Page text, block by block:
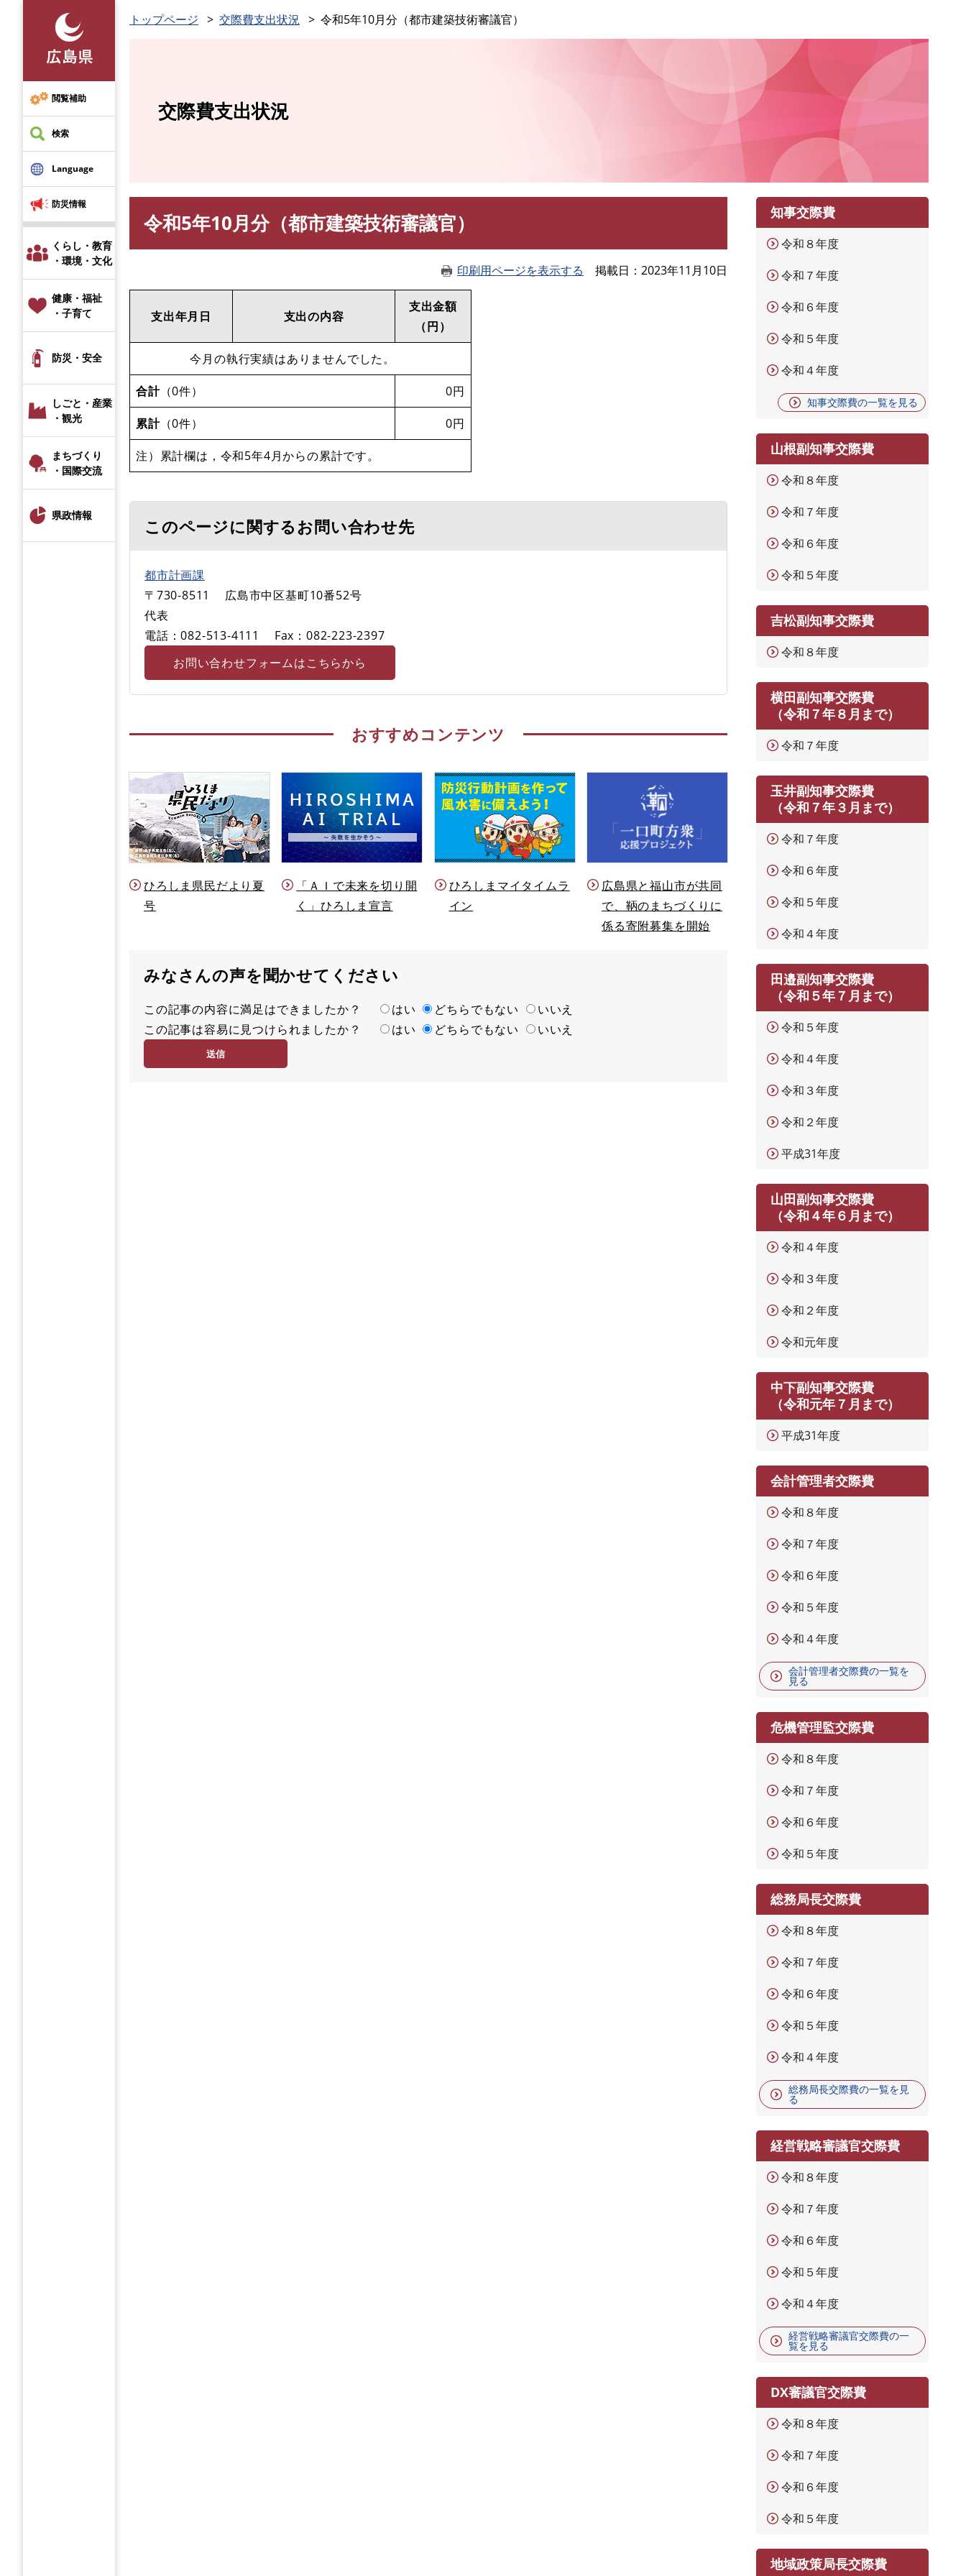
先
頭
で
す
閲覧補助
検索
Language
防災情報
くらし・教育
・環境・文化
健康・福祉
・子育て
防災・安全
しごと・産業
・観光
まちづくり
・国際交流
県政情報
トップページ 交際費支出状況 令和5年10月分（都市建築技術審議官）
交際費支出状況
令和5年10月分（都市建築技術審議官）
印刷用ページを表示する 掲載日 2023年11月10日
支出年月日 支出の内容
支出金額
（円）
今月の執行実績はありませんでした。
合計（0件） 0円
累計（0件） 0円
注）累計欄は，令和5年4月からの累計です。
このページに関するお問い合わせ先
都市計画課
〒730-8511
広島市中区基町10番52号
代表
電話：082-513-4111
Fax：082-223-2397
お問い合わせフォームはこちらから
おすすめコンテンツ
ひろしま県民だより夏
号
「ＡＩで未来を切り開
く」ひろしま宣言
ひろしまマイタイムラ
イン
広島県と福山市が共同
で、鞆のまちづくりに
係る寄附募集を開始
みなさんの声を聞かせてください
満
足
この記事の内容に満足はできましたか？ はい どちらでもない
いいえ
容
度
この記事は容易に見つけられましたか？ はい どちらでもない いいえ
知事交際費
令和８年度
令和７年度
令和６年度
令和５年度
令和４年度
知事交際費の一覧を見る
山根副知事交際費
令和８年度
令和７年度
令和６年度
令和５年度
吉松副知事交際費
令和８年度
横田副知事交際費
（令和７年８月まで）
令和７年度
玉井副知事交際費
（令和７年３月まで）
令和７年度
令和６年度
令和５年度
令和４年度
田邉副知事交際費
（令和５年７月まで）
令和５年度
令和４年度
令和３年度
令和２年度
平成31年度
山田副知事交際費
（令和４年６月まで）
令和４年度
令和３年度
令和２年度
令和元年度
中下副知事交際費
（令和元年７月まで）
平成31年度
会計管理者交際費
令和８年度
令和７年度
令和６年度
令和５年度
令和４年度
会計管理者交際費の一覧を
見る
危機管理監交際費
令和８年度
令和７年度
令和６年度
令和５年度
総務局長交際費
令和８年度
令和７年度
令和６年度
令和５年度
令和４年度
総務局長交際費の一覧を見
る
経営戦略審議官交際費
令和８年度
令和７年度
令和６年度
令和５年度
令和４年度
経営戦略審議官交際費の一
覧を見る
DX審議官交際費
令和８年度
令和７年度
令和６年度
令和５年度
地域政策局長交際費